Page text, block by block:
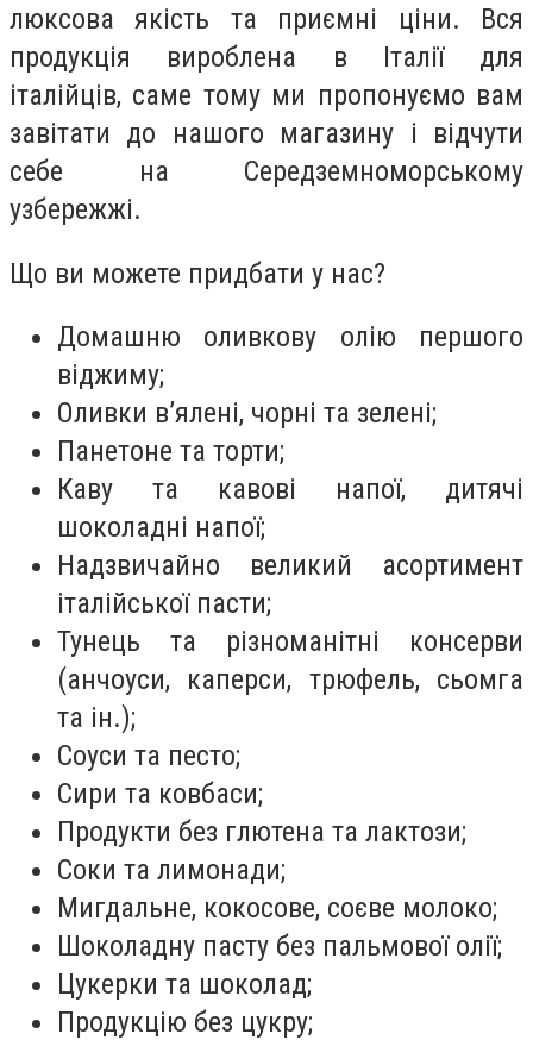
люксова якість та приємні ціни. Вся
продукція вироблена в Італії для
італійців, саме тому ми пропонуємо вам
завітати до нашого магазину і відчути
себе на Середземноморському
узбережжі.
Що ви можете придбати у нас?
Домашню оливкову олію першого
віджиму;
Оливки в’ялені, чорні та зелені;
Панетоне та торти;
Каву та кавові напої, дитячі
шоколадні напої;
Надзвичайно великий асортимент
італійської пасти;
Тунець та різноманітні консерви
(анчоуси, каперси, трюфель, сьомга
та ін.);
Соуси та песто;
Сири та ковбаси;
Продукти без глютена та лактози;
Соки та лимонади;
Мигдальне, кокосове, соєве молоко;
Шоколадну пасту без пальмової олії;
Цукерки та шоколад;
Продукцію без цукру;